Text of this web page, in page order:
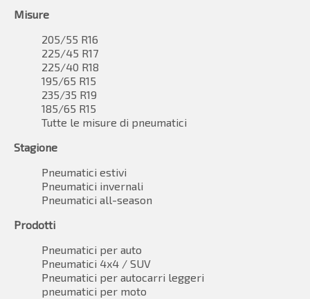
Misure
205/55 R16
225/45 R17
225/40 R18
195/65 R15
235/35 R19
185/65 R15
Tutte le misure di pneumatici
Stagione
Pneumatici estivi
Pneumatici invernali
Pneumatici all-season
Prodotti
Pneumatici per auto
Pneumatici 4x4 / SUV
Pneumatici per autocarri leggeri
pneumatici per moto